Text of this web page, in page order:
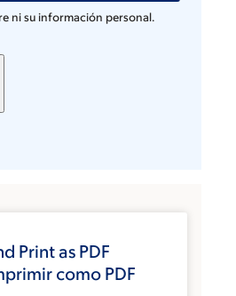
ni su información personal.
Print as PDF
como PDF